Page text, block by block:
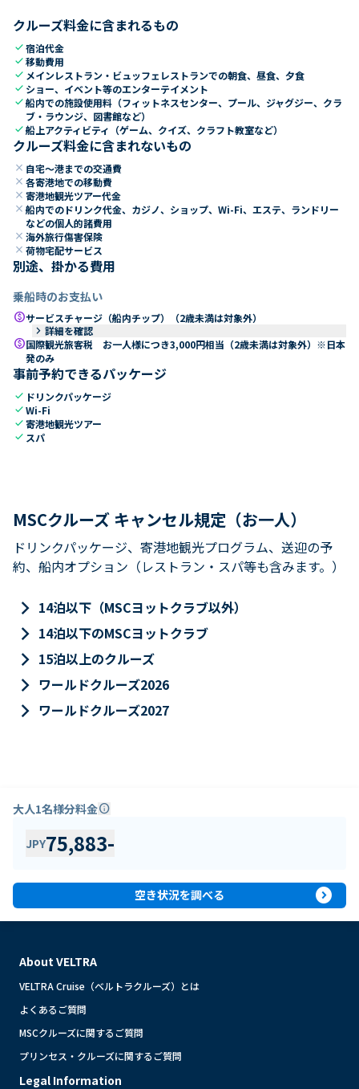
クルーズ料金に含まれるもの
check宿泊代金
check移動費用
check メインレストラン・ビュッフェレストランでの朝食、昼食、夕食
check ショー、イベント等のエンターテイメント
check船内での施設使用料（フィットネスセンター、プール、ジャグジー、クラ
ブ・ラウンジ、図書館など）
check船上アクティビティ（ゲーム、クイズ、クラフト教室など）
クルーズ料金に含まれないもの
close 自宅～港までの交通費
close 各寄港地での移動費
close 寄港地観光ツアー代金
close 船内でのドリンク代金、カジノ、ショップ、Wi-Fi、エステ、ランドリー
などの個人的諸費用
close 海外旅行傷害保険
close 荷物宅配サービス
別途、掛かる費用
乗船時のお支払い
paidサービスチャージ（船内チップ）（2歳未満は対象外）
keyboard_arrow_right 詳細を確認
paid国際観光旅客税 お一人様につき3,000円相当（2歳未満は対象外）※日本
発のみ
事前予約できるパッケージ
check ドリンクパッケージ
checkWi-Fi
check寄港地観光ツアー
check スパ
MSCクルーズ キャンセル規定（お一人）
ドリンクパッケージ、寄港地観光プログラム、送迎の予
約、船内オプション（レストラン・スパ等も含みます。）
keyboard_arrow_right 14泊以下（MSCヨットクラブ以外）
keyboard_arrow_right 14泊以下のMSCヨットクラブ
keyboard_arrow_right 15泊以上のクルーズ
keyboard_arrow_right ワールドクルーズ2026
keyboard_arrow_right ワールドクルーズ2027
大人1名様分料金info
JPY75,883-
空き状況を調べる expand_circle_right
About VELTRA
VELTRA Cruise（ベルトラクルーズ）とは
よくあるご質問
MSCクルーズに関するご質問
プリンセス・クルーズに関するご質問
Legal Information